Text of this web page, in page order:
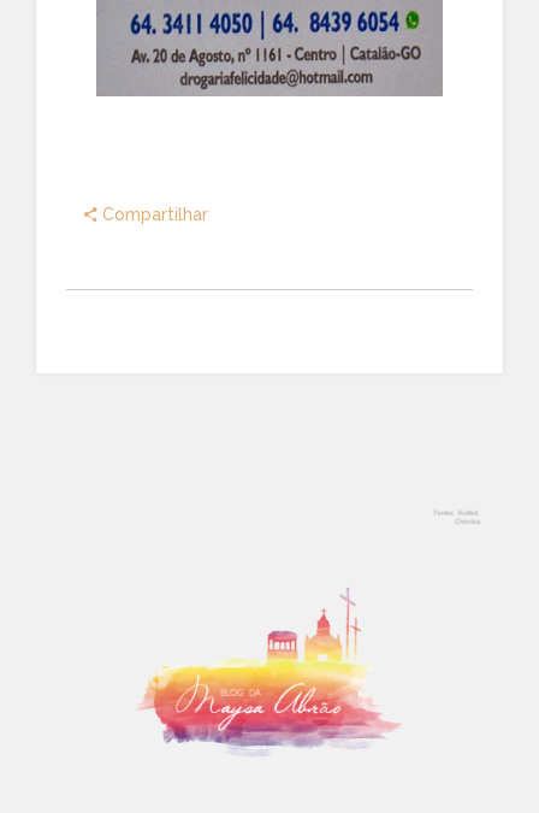
Compartilhar